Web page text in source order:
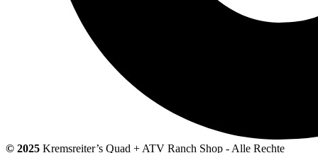
© 2025 Kremsreiter’s Quad + ATV Ranch Shop - Alle Rechte